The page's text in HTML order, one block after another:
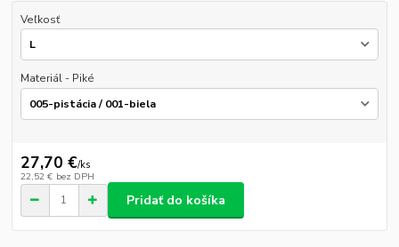
Veľkosť
Materiál - Piké
27,70 €/ks
22,52 € bez DPH
Pridať do košíka